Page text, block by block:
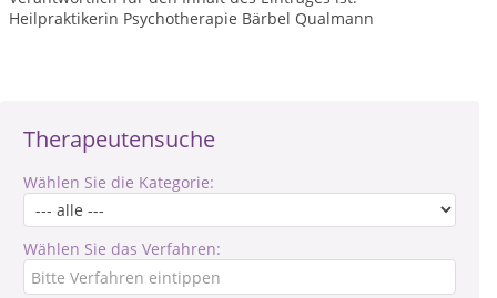
Therapeutensuche
Wählen Sie die Kategorie:
Wählen Sie das Verfahren:
Heilpraktikerin Psychotherapie Bärbel Qualmann